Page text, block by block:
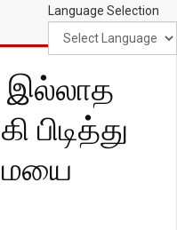
Language Selection
இல்லாத